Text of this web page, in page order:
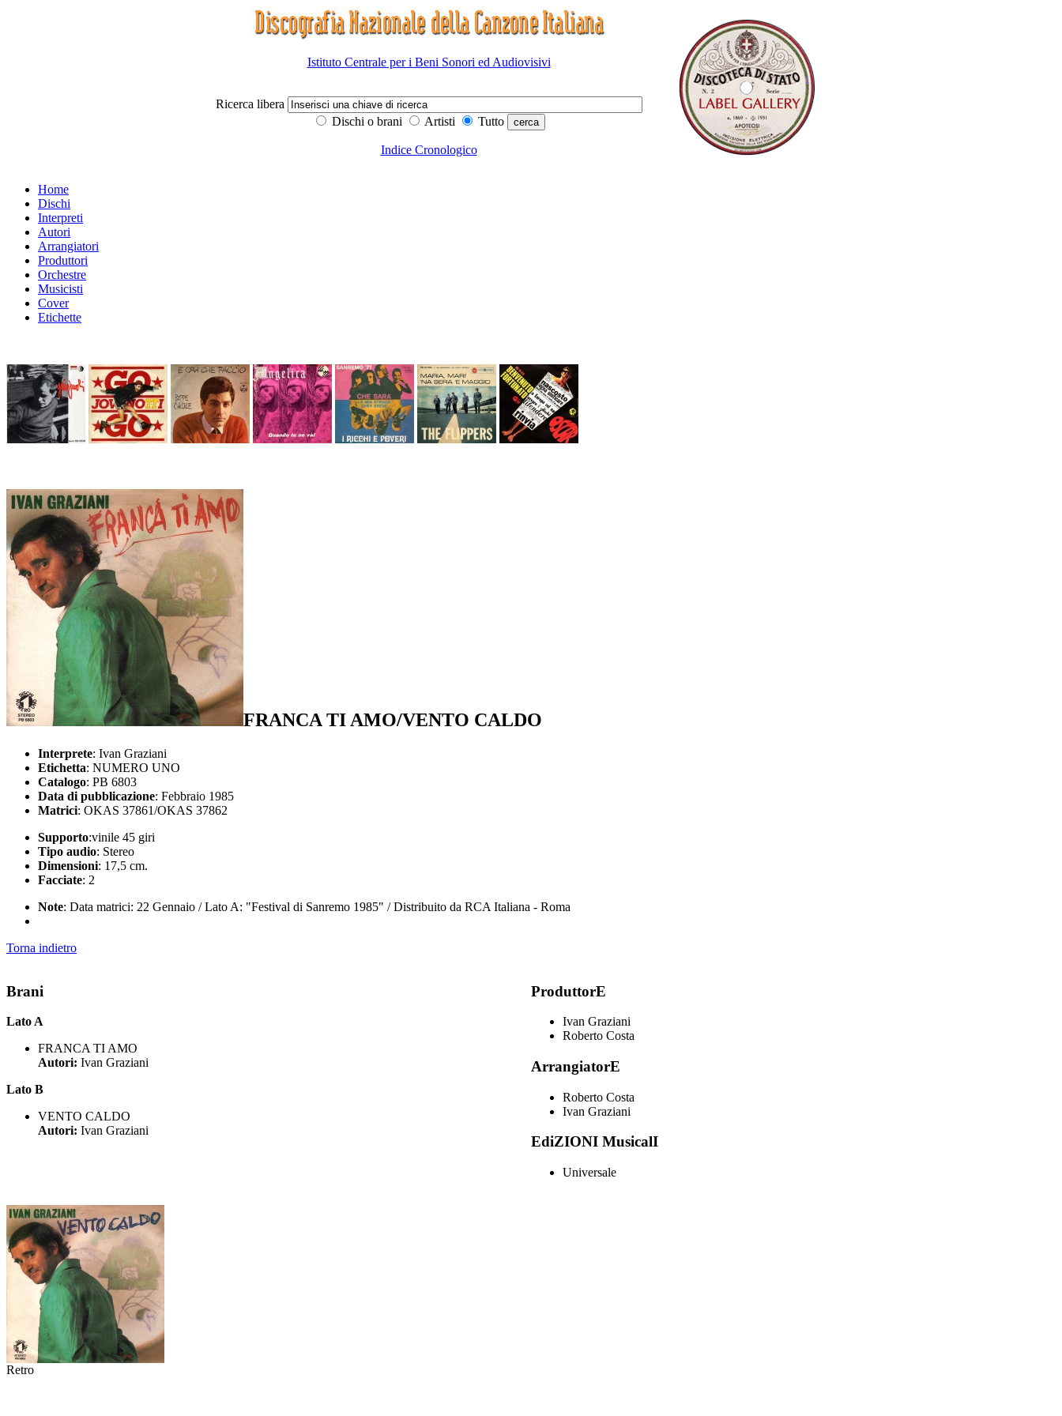
Istituto Centrale per i Beni Sonori ed Audiovisivi
Ricerca libera
Dischi o brani
Artisti Tutto
Indice Cronologico
Home
Dischi
Interpreti
Autori
Arrangiatori
Produttori
Orchestre
Musicisti
Cover
Etichette
FRANCA TI AMO/VENTO CALDO
Interprete: Ivan Graziani
Etichetta: NUMERO UNO
Catalogo: PB 6803
Data di pubblicazione: Febbraio 1985
Matrici: OKAS 37861/OKAS 37862
Supporto:vinile 45 giri
Tipo audio: Stereo
Dimensioni: 17,5 cm.
Facciate: 2
Note: Data matrici: 22 Gennaio / Lato A: "Festival di Sanremo 1985" / Distribuito da RCA Italiana - Roma
Torna indietro
Brani
Lato A
FRANCA TI AMO
Autori: Ivan Graziani
Lato B
VENTO CALDO
Autori: Ivan Graziani
ProduttorE
Ivan Graziani
Roberto Costa
ArrangiatorE
Roberto Costa
Ivan Graziani
EdiZIONI MusicalI
Universale
Retro